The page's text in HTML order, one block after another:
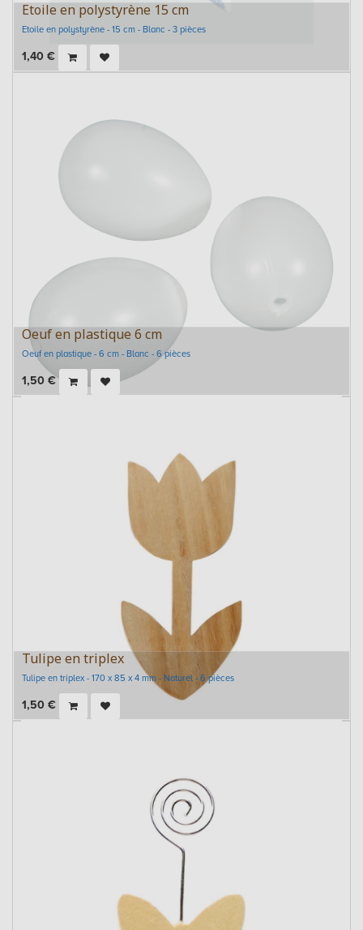
Etoile en polystyrène 15 cm
Etoile en polystyrène - 15 cm - Blanc - 3 pièces
1,40 €
Oeuf en plastique 6 cm
Oeuf en plastique - 6 cm - Blanc - 6 pièces
1,50 €
Tulipe en triplex
Tulipe en triplex - 170 x 85 x 4 mm - Naturel - 6 pièces
1,50 €